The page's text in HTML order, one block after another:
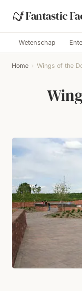
Fantastic
Wetenschap
Home › Wings of the